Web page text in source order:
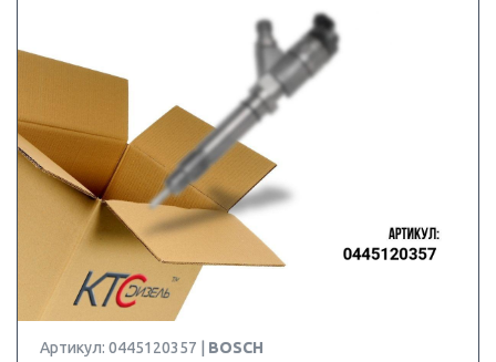
Артикул: 0445120357 | BOSCH